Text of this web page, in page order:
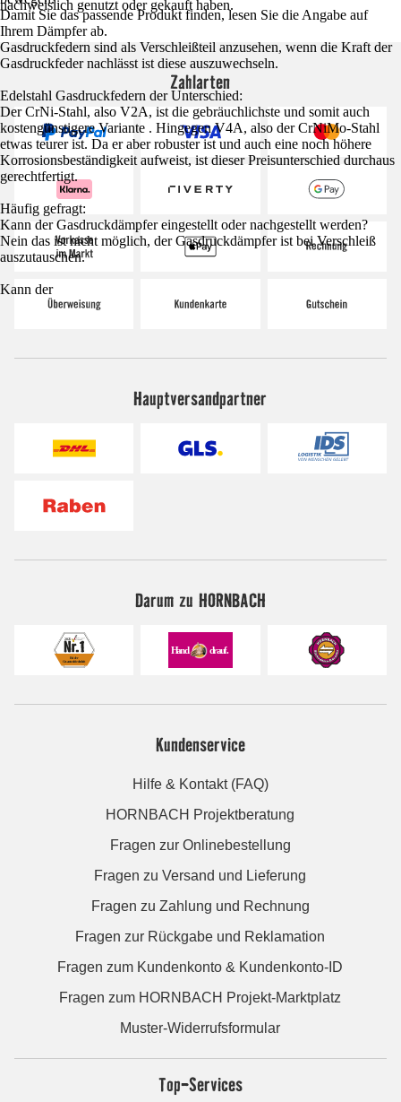
Damit Sie das passende Produkt finden, lesen Sie die Angabe auf
Ihrem Dämpfer ab.
Gasdruckfedern sind als Verschleißteil anzusehen, wenn die Kraft der
Gasdruckfeder nachlässt ist diese auszuwechseln.
Edelstahl Gasdruckfedern der Unterschied:
Der CrNi-Stahl, also V2A, ist die gebräuchlichste und somit auch
kostengünstigere Variante . Hingegen V4A, also der CrNiMo-Stahl
etwas teurer ist. Da er aber robuster ist und auch eine noch höhere
Korrosionsbeständigkeit aufweist, ist dieser Preisunterschied durchaus
gerechtfertigt.
Häufig gefragt:
Kann der Gasdruckdämpfer eingestellt oder nachgestellt werden?
Nein das ist nicht möglich, der Gasdruckdämpfer ist bei Verschleiß
auszutauschen.
Kann der
nachweislich genutzt oder gekauft haben.
Zahlarten
Hauptversandpartner
Darum zu HORNBACH
Kundenservice
Hilfe & Kontakt (FAQ)
HORNBACH Projektberatung
Fragen zur Onlinebestellung
Fragen zu Versand und Lieferung
Fragen zu Zahlung und Rechnung
Fragen zur Rückgabe und Reklamation
Fragen zum Kundenkonto & Kundenkonto-ID
Fragen zum HORNBACH Projekt-Marktplatz
Muster-Widerrufsformular
Top-Services